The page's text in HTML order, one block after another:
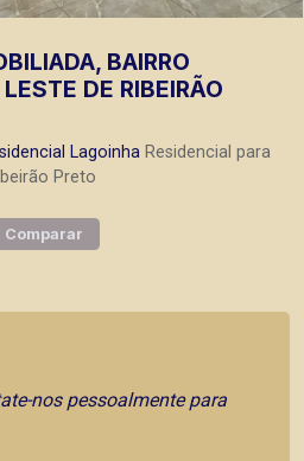
BAIRRO
DE RIBEIRÃO
Lagoinha Residencial para
Preto
Comparar
nos pessoalmente para